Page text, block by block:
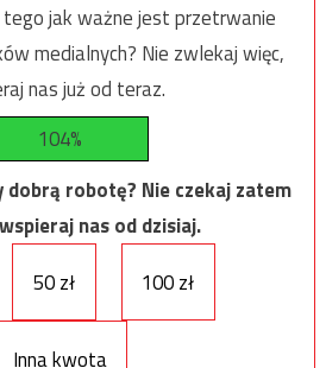
jak ważne jest przetrwanie
medialnych? Nie zwlekaj więc,
nas już od teraz.
104%
dobrą robotę? Nie czekaj zatem
nas od dzisiaj.
50 zł 100 zł
Inna kwota